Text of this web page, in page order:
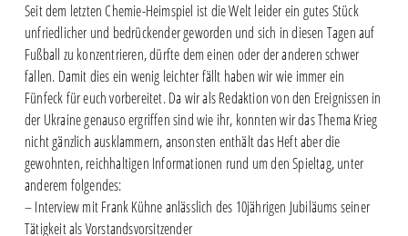
Seit dem letzten Chemie-Heimspiel ist die Welt leider ein gutes Stück
unfriedlicher und bedrückender geworden und sich in diesen Tagen auf
Fußball zu konzentrieren, dürfte dem einen oder der anderen schwer
fallen. Damit dies ein wenig leichter fällt haben wir wie immer ein
Fünfeck für euch vorbereitet. Da wir als Redaktion von den Ereignissen in
der Ukraine genauso ergriffen sind wie ihr, konnten wir das Thema Krieg
nicht gänzlich ausklammern, ansonsten enthält das Heft aber die
gewohnten, reichhaltigen Informationen rund um den Spieltag, unter
anderem folgendes:
– Interview mit Frank Kühne anlässlich des 10jährigen Jubiläums seiner
Tätigkeit als Vorstandsvorsitzender